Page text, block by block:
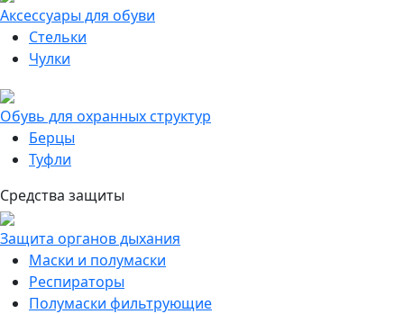
Аксессуары для обуви
Стельки
Чулки
Обувь для охранных структур
Берцы
Туфли
Средства защиты
Защита органов дыхания
Маски и полумаски
Респираторы
Полумаски фильтрующие